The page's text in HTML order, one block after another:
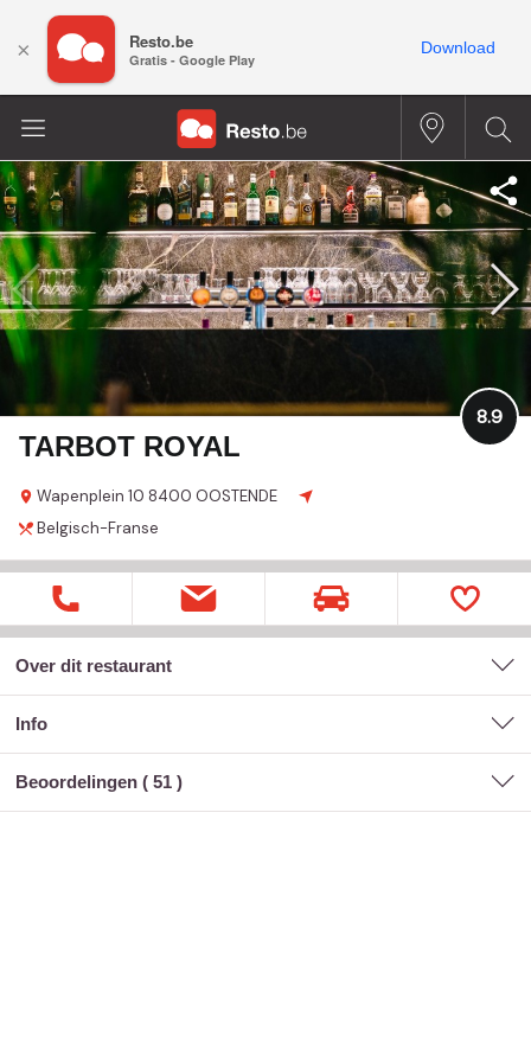
TARBOT ROYAL
Wapenplein 10 8400 OOSTENDE
8.9
Belgisch-Franse
Over dit restaurant
Info
Beoordelingen ( 51 )
× Resto.be
Gratis - Google Play
Download